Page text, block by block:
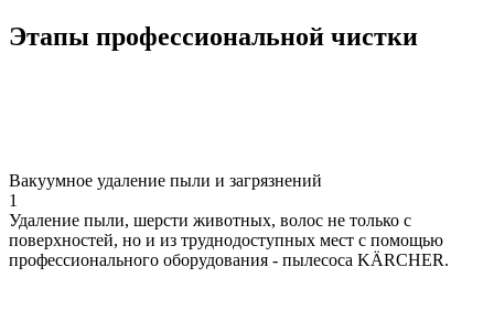
Этапы профессиональной чистки
Вакуумное удаление пыли и загрязнений
1
Удаление пыли, шерсти животных, волос не только с
поверхностей, но и из труднодоступных мест с помощью
профессионального оборудования - пылесоса KÄRCHER.